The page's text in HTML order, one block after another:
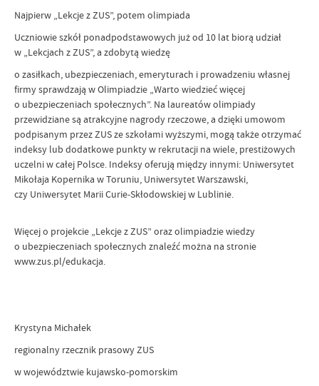
Najpierw „Lekcje z ZUS”, potem olimpiada
Uczniowie szkół ponadpodstawowych już od 10 lat biorą udział
w „Lekcjach z ZUS”, a zdobytą wiedzę
o zasiłkach, ubezpieczeniach, emeryturach i prowadzeniu własnej
firmy sprawdzają w Olimpiadzie „Warto wiedzieć więcej
o ubezpieczeniach społecznych”. Na laureatów olimpiady
przewidziane są atrakcyjne nagrody rzeczowe, a dzięki umowom
podpisanym przez ZUS ze szkołami wyższymi, mogą także otrzymać
indeksy lub dodatkowe punkty w rekrutacji na wiele, prestiżowych
uczelni w całej Polsce. Indeksy oferują między innymi: Uniwersytet
Mikołaja Kopernika w Toruniu, Uniwersytet Warszawski,
czy Uniwersytet Marii Curie-Skłodowskiej w Lublinie.
Więcej o projekcie „Lekcje z ZUS” oraz olimpiadzie wiedzy
o ubezpieczeniach społecznych znaleźć można na stronie
www.zus.pl/edukacja.
Krystyna Michałek
regionalny rzecznik prasowy ZUS
w województwie kujawsko-pomorskim